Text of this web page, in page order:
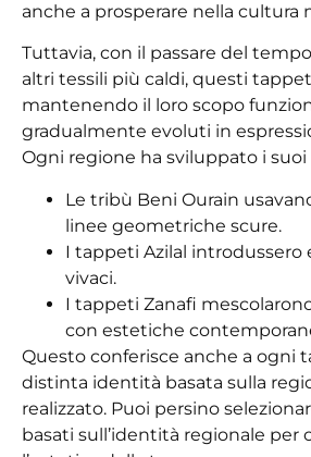
anche a prosperare nella cultura
Tuttavia, con il passare del
altri tessili più caldi, questi
mantenendo il loro scopo
gradualmente evoluti in
Ogni regione ha sviluppato i
Le tribù Beni Ourain
linee geometriche scure.
I tappeti Azilal introdussero
vivaci.
I tappeti Zanafi
con estetiche
Questo conferisce anche a ogni
distinta identità basata sulla
realizzato. Puoi persino
basati sull’identità regionale per